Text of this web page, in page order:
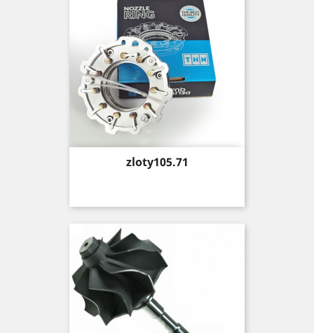
Price
zloty105.71